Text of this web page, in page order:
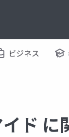
ビジネス
ド に